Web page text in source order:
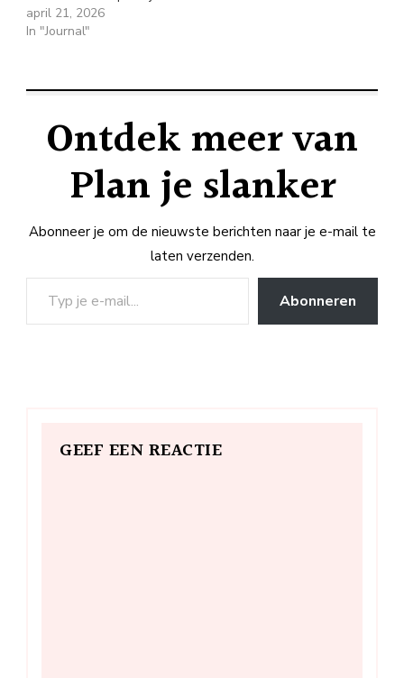
april 21, 2026
In "Journal"
Ontdek meer van
Plan je slanker
Abonneer je om de nieuwste berichten naar je e-mail te
laten verzenden.
Typ je e-mail...
Abonneren
GEEF EEN REACTIE